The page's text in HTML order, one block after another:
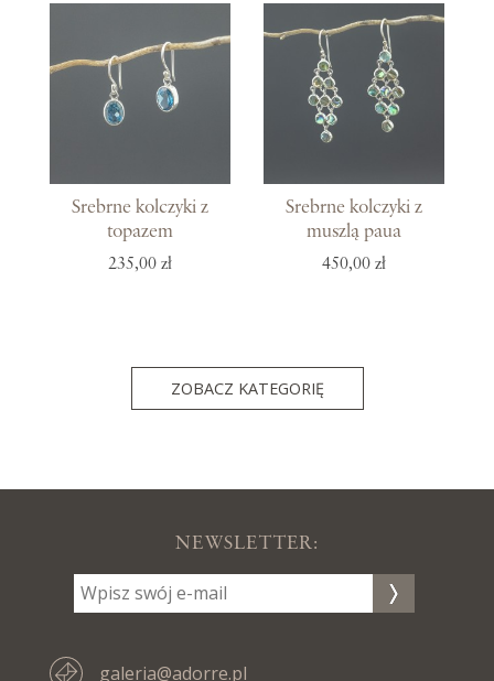
Srebrne kolczyki z
topazem
235,00 zł
Srebrne kolczyki z
muszlą paua
450,00 zł
ZOBACZ KATEGORIĘ
NEWSLETTER:
galeria@adorre.pl